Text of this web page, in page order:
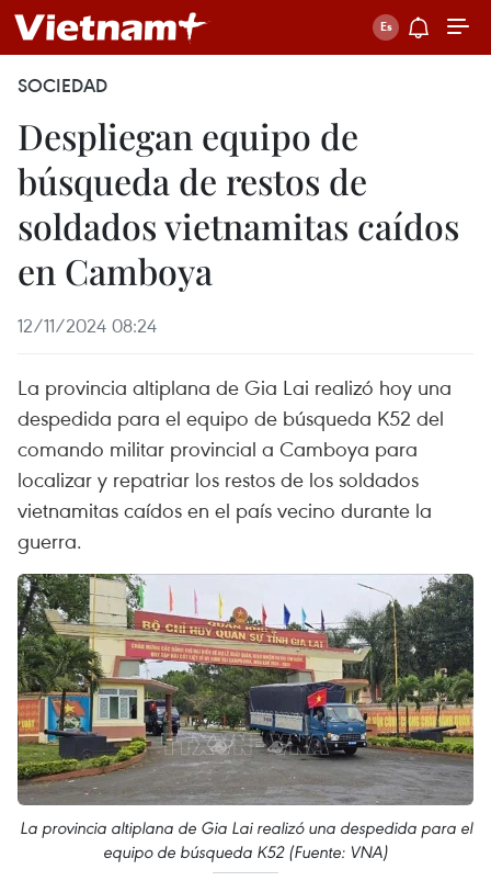
SOCIEDAD
Despliegan equipo de
búsqueda de restos de
soldados vietnamitas caídos
en Camboya
12/11/2024 08:24
La provincia altiplana de Gia Lai realizó hoy una
despedida para el equipo de búsqueda K52 del
comando militar provincial a Camboya para
localizar y repatriar los restos de los soldados
vietnamitas caídos en el país vecino durante la
guerra.
La provincia altiplana de Gia Lai realizó una despedida para el
equipo de búsqueda K52 (Fuente: VNA)